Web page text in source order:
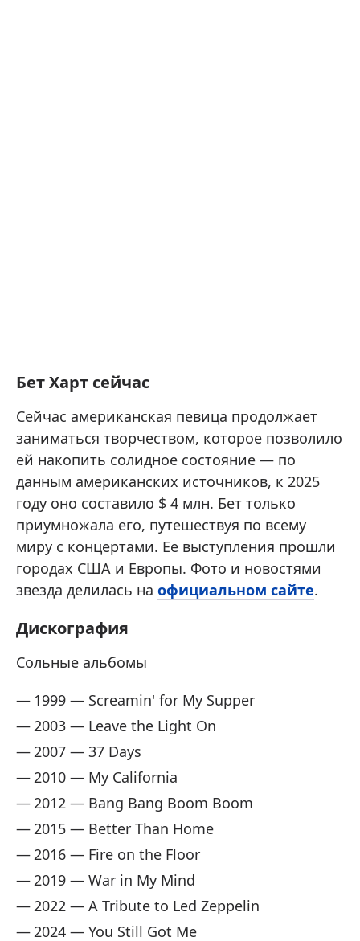
Бет Харт сейчас
Сейчас американская певица продолжает
заниматься творчеством, которое позволило
ей накопить солидное состояние — по
данным американских источников, к 2025
году оно составило $ 4 млн. Бет только
приумножала его, путешествуя по всему
миру с концертами. Ее выступления прошли
городах США и Европы. Фото и новостями
звезда делилась на официальном сайте.
Дискография
Сольные альбомы
1999 — Screamin' for My Supper
2003 — Leave the Light On
2007 — 37 Days
2010 — My California
2012 — Bang Bang Boom Boom
2015 — Better Than Home
2016 — Fire on the Floor
2019 — War in My Mind
2022 — A Tribute to Led Zeppelin
2024 — You Still Got Me